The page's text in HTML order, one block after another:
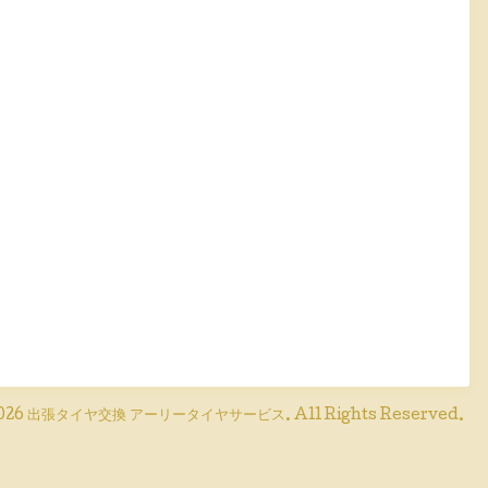
出張タイヤ交換 アーリータイヤサービス . All Rights Reserved.